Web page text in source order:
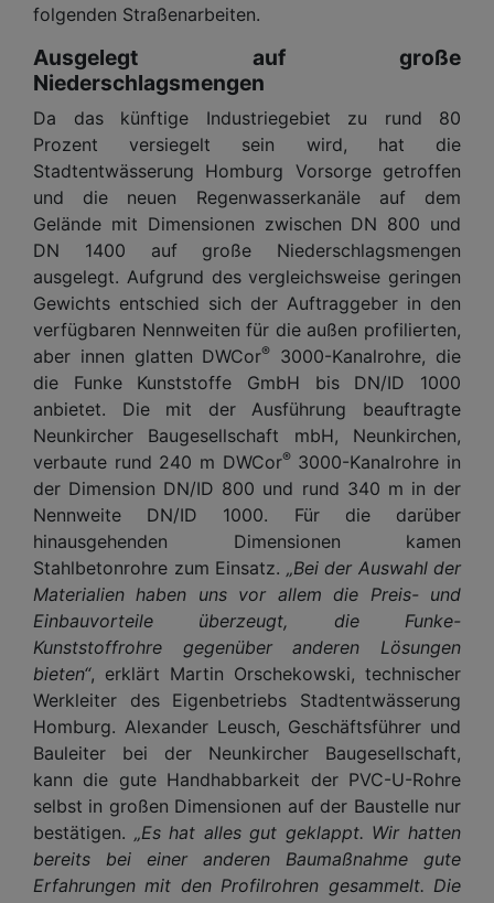
folgenden Straßenarbeiten.
Ausgelegt auf große
Niederschlagsmengen
Da das künftige Industriegebiet zu rund 80
Prozent versiegelt sein wird, hat die
Stadtentwässerung Homburg Vorsorge getroffen
und die neuen Regenwasserkanäle auf dem
Gelände mit Dimensionen zwischen DN 800 und
DN 1400 auf große Niederschlagsmengen
ausgelegt. Aufgrund des vergleichsweise geringen
Gewichts entschied sich der Auftraggeber in den
verfügbaren Nennweiten für die außen profilierten,
aber innen glatten DWCor®
3000-Kanalrohre, die
die Funke Kunststoffe GmbH bis DN/ID 1000
anbietet. Die mit der Ausführung beauftragte
Neunkircher Baugesellschaft mbH, Neunkirchen,
verbaute rund 240 m DWCor®3000-Kanalrohre in
der Dimension DN/ID 800 und rund 340 m in der
Nennweite DN/ID 1000. Für die darüber
hinausgehenden Dimensionen kamen
Stahlbetonrohre zum Einsatz. „Bei der Auswahl der
Materialien haben uns vor allem die Preis- und
Einbauvorteile überzeugt, die Funke-
Kunststoffrohre gegenüber anderen Lösungen
bieten“, erklärt Martin Orschekowski, technischer
Werkleiter des Eigenbetriebs Stadtentwässerung
Homburg. Alexander Leusch, Geschäftsführer und
Bauleiter bei der Neunkircher Baugesellschaft,
kann die gute Handhabbarkeit der PVC-U-Rohre
selbst in großen Dimensionen auf der Baustelle nur
bestätigen. „Es hat alles gut geklappt. Wir hatten
bereits bei einer anderen Baumaßnahme gute
Erfahrungen mit den Profilrohren gesammelt. Die